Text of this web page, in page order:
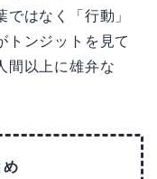
はなく「行動」
トンジットを見て
以上に雄弁な
め